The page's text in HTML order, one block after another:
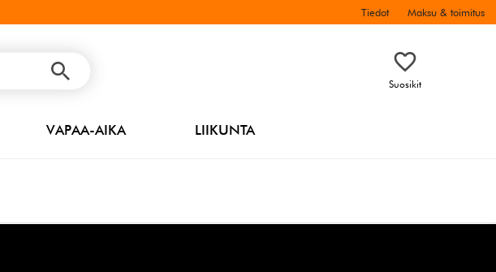
Tiedot Maksu & toimitus
Suosikit
VAPAA-AIKA LIIKUNTA